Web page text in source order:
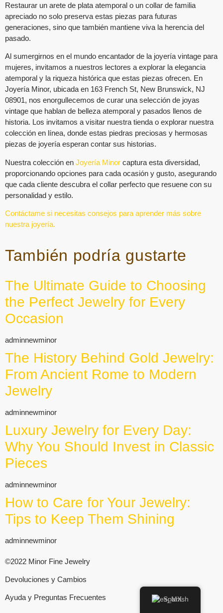
Restaurar un arete de plata atemporal o un collar de familia
apreciado no solo preserva estas piezas para futuras
generaciones, sino que también mantiene viva la herencia del
pasado.
Al sumergirnos en el mundo encantador de la joyería vintage para
mujeres, invitamos a nuestros lectores a explorar la elegancia
atemporal y la riqueza histórica que estas piezas ofrecen. En
Joyería Minor, ubicada en 163 French St, New Brunswick, NJ
08901, nos enorgullecemos de curar una selección de joyas
vintage que hablan de belleza atemporal y pasados llenos de
historia. Los invitamos a visitar nuestra tienda o explorar nuestra
colección en línea, donde estas piedras preciosas y hermosas
piezas de joyería esperan contar sus historias.
Nuestra colección en Joyería Minor captura esta diversidad,
proporcionando opciones para cada ocasión y gusto, asegurando
que cada cliente descubra el collar perfecto que resuene con su
personalidad y estilo.
Contáctame si necesitas consejos para aprender más sobre
nuestra joyería.
También podría gustarte
The Ultimate Guide to Choosing
the Perfect Jewelry for Every
Occasion
adminnewminor
The History Behind Gold Jewelry:
From Ancient Rome to Modern
Jewelry
adminnewminor
Luxury Jewelry for Every Day:
Why You Should Invest in Classic
Pieces
adminnewminor
How to Care for Your Jewelry:
Tips to Keep Them Shining
adminnewminor
©2022 Minor Fine Jewelry
Devoluciones y Cambios
Ayuda y Preguntas Frecuentes Spanish